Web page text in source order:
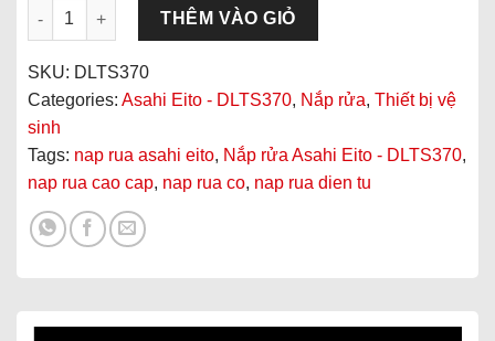
Nắp rửa Asahi Eito - DLTS370 quantity
THÊM VÀO GIỎ
SKU: DLTS370
Categories: Asahi Eito - DLTS370, Nắp rửa, Thiết bị vệ
sinh
Tags: nap rua asahi eito, Nắp rửa Asahi Eito - DLTS370,
nap rua cao cap, nap rua co, nap rua dien tu